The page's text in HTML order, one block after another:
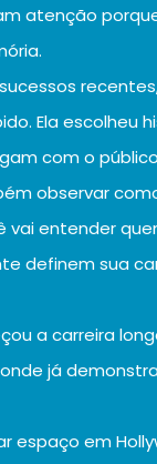
atenção
Ela escolheu
com o
observar
entender
definem sua
a carreira
já
em